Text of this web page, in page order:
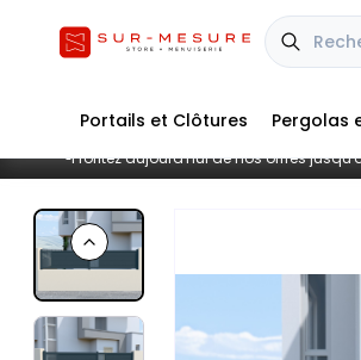
■Profitez aujourd'hui de nos offres
Portails et Clôtures Pergolas
Previous slide